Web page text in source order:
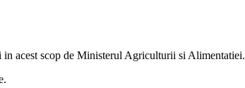
in acest scop de Ministerul Agriculturii si Alimentatiei.